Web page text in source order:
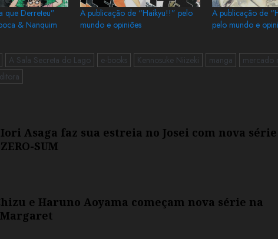
que Derreteu”
& Nanquim
A publicação de “Haikyu!!” pelo
mundo e opiniões
A publicação de
pelo mundo e
A Sala Secreta do Lago e-books Kennosuke Niizeki manga
mercado
Iori Asaga faz sua estreia no Josei com nova
ZERO-SUM
e Haruno Aoyama começam nova série na